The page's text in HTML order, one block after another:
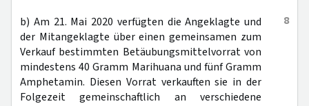
8
b) Am 21. Mai 2020 verfügten die Angeklagte und
der Mitangeklagte über einen gemeinsamen zum
Verkauf bestimmten Betäubungsmittelvorrat von
mindestens 40 Gramm Marihuana und fünf Gramm
Amphetamin. Diesen Vorrat verkauften sie in der
Folgezeit gemeinschaftlich an verschiedene